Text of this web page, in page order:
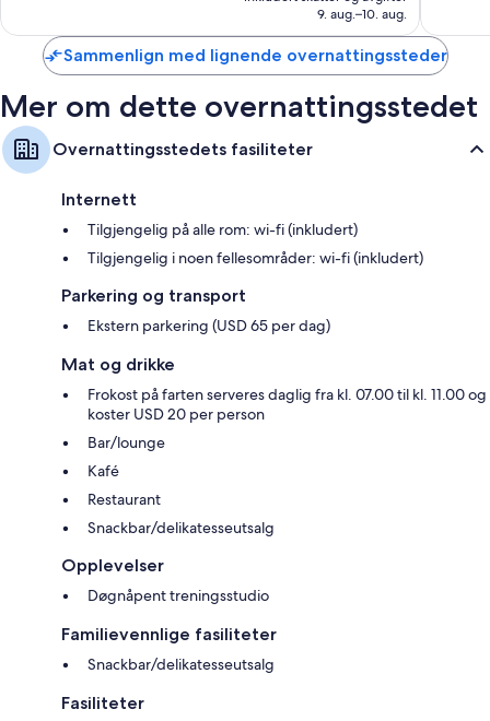
2 021 kr
9. aug.–10. aug.
Sammenlign med lignende overnattingssteder
Mer om dette overnattingsstedet
Overnattingsstedets fasiliteter
Internett
Tilgjengelig på alle rom: wi-fi (inkludert)
Tilgjengelig i noen fellesområder: wi-fi (inkludert)
Parkering og transport
Ekstern parkering (USD 65 per dag)
Mat og drikke
Frokost på farten serveres daglig fra kl. 07.00 til kl. 11.00 og
koster USD 20 per person
Bar/lounge
Kafé
Restaurant
Snackbar/delikatesseutsalg
Opplevelser
Døgnåpent treningsstudio
Familievennlige fasiliteter
Snackbar/delikatesseutsalg
Fasiliteter